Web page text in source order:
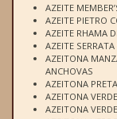
AZEITE
AZEITE PIETRO
AZEITE RHAMA
AZEITE
AZEITONA
ANCHOVAS
AZEITONA
AZEITONA
AZEITONA